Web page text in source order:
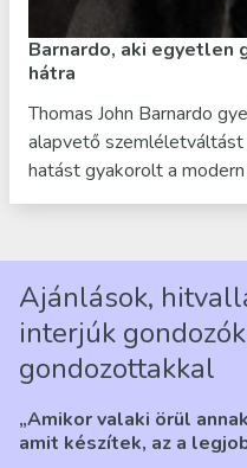
Barnardo, aki egyetlen
hátra
Thomas John Barnardo
alapvető
hatást gyakorolt a
Ajánlások,
interjúk
gondozottakkal
„Amikor valaki örül
amit készítek, az a